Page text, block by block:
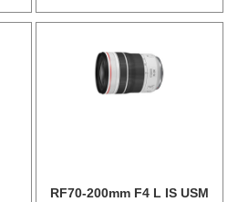
RF70-200mm F4 L IS USM